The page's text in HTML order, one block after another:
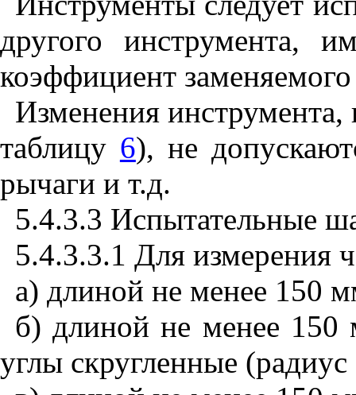
другого инструмента,
коэффициент
Изменения
таблицу 6), не
рычаги и т.д.
5.4.3.3 Испытательные
5.4.3.3.1 Для измерения
а) длиной не менее 150
б) длиной не менее 150
углы скругленные